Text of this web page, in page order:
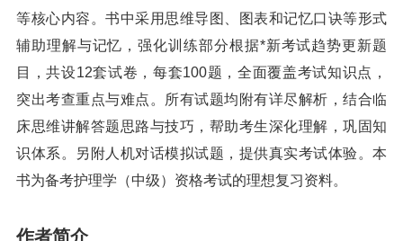
等核心内容。书中采用思维导图、图表和记忆口诀等形式
辅助理解与记忆，强化训练部分根据*新考试趋势更新题
目，共设12套试卷，每套100题，全面覆盖考试知识点，
突出考查重点与难点。所有试题均附有详尽解析，结合临
床思维讲解答题思路与技巧，帮助考生深化理解，巩固知
识体系。另附人机对话模拟试题，提供真实考试体验。本
书为备考护理学（中级）资格考试的理想复习资料。
作者简介